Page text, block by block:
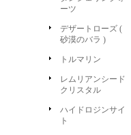
ーツ
デザートローズ (
砂漠のバラ )
トルマリン
レムリアンシード
クリスタル
ハイドロジンサイ
ト